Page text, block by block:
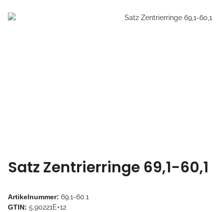
Satz Zentrierringe 69,1-60,1
Artikelnummer: 69.1-60.1
GTIN: 5,90221E+12